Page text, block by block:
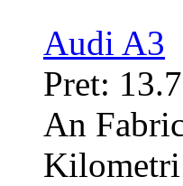
Audi A3
Pret:
An